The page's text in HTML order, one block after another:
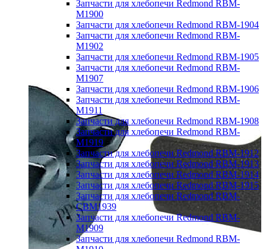
Запчасти для хлебопечи Redmond RBM-
M1900
Запчасти для хлебопечи Redmond RBM-1904
Запчасти для хлебопечи Redmond RBM-
M1902
Запчасти для хлебопечи Redmond RBM-1905
Запчасти для хлебопечи Redmond RBM-
M1907
Запчасти для хлебопечи Redmond RBM-1906
Запчасти для хлебопечи Redmond RBM-
M1911
Запчасти для хлебопечи Redmond RBM-1908
Запчасти для хлебопечи Redmond RBM-
M1919
Запчасти для хлебопечи Redmond RBM-1912
Запчасти для хлебопечи Redmond RBM-1913
Запчасти для хлебопечи Redmond RBM-1914
Запчасти для хлебопечи Redmond RBM-1915
Запчасти для хлебопечи Redmond RBM-
CBM1939
Запчасти для хлебопечи Redmond RBM-
M1909
Запчасти для хлебопечи Redmond RBM-